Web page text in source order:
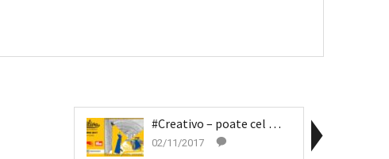
#Creativo – poate cel mai așteptat eveniment...
02/11/2017